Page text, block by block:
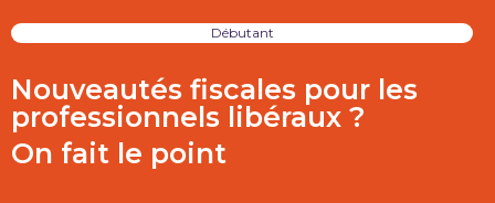
Débutant
Nouveautés fiscales pour les
professionnels libéraux ?
On fait le point